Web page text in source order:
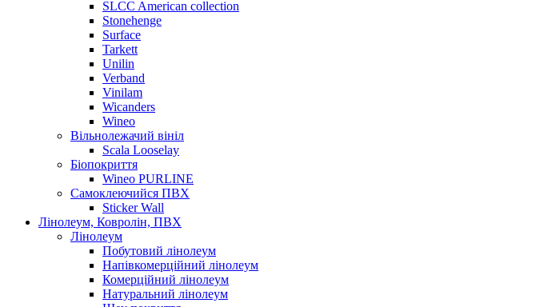
SLCC American collection
Stonehenge
Surface
Tarkett
Unilin
Verband
Vinilam
Wicanders
Wineo
Вільнолежачий вініл
Scala Looselay
Біопокриття
Wineo PURLINE
Самоклеючийся ПВХ
Sticker Wall
Лінолеум, Ковролін, ПВХ
Лінолеум
Побутовий лінолеум
Напівкомерційний лінолеум
Комерційний лінолеум
Натуральний лінолеум